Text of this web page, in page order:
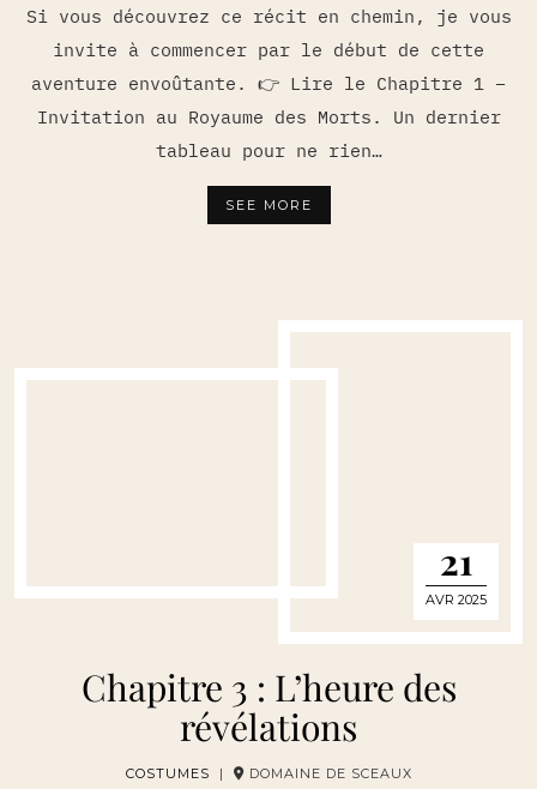
Si vous découvrez ce récit en chemin, je vous
invite à commencer par le début de cette
aventure envoûtante. 👉 Lire le Chapitre 1 –
Invitation au Royaume des Morts. Un dernier
tableau pour ne rien…
SEE MORE
21
AVR 2025
Chapitre 3 : L’heure des
révélations
COSTUMES | DOMAINE DE SCEAUX